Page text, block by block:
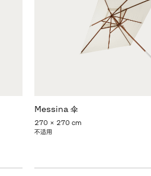
Messina 伞
270 x 270 cm
不适用